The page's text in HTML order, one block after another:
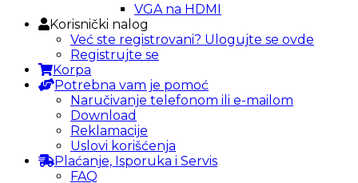
VGA na HDMI
Korisnički nalog
Već ste registrovani? Ulogujte se ovde
Registrujte se
Korpa
Potrebna vam je pomoć
Naručivanje telefonom ili e-mailom
Download
Reklamacije
Uslovi korišćenja
Plaćanje, Isporuka i Servis
FAQ